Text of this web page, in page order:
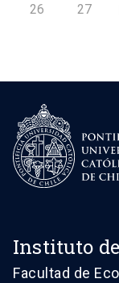
26 27
Instituto
Facultad de